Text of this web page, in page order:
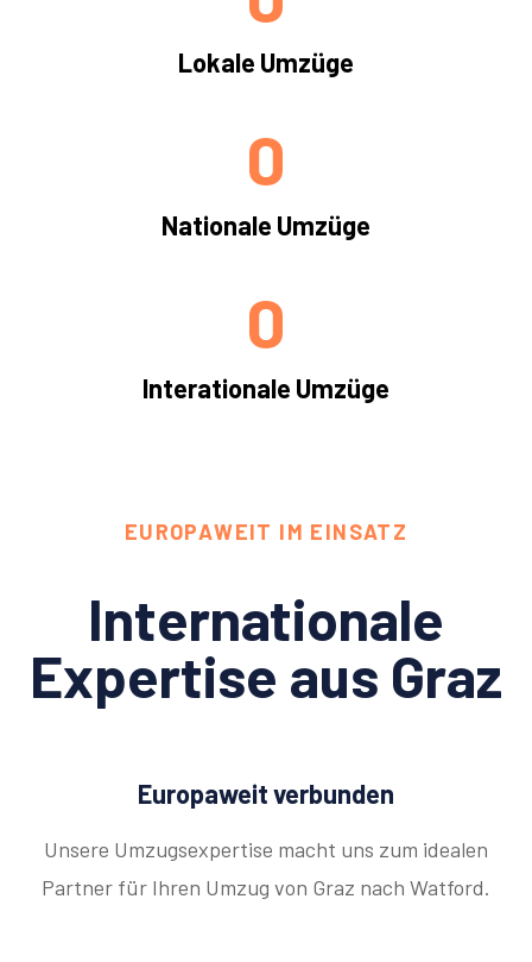
Lokale Umzüge
Nationale Umzüge
0
Interationale Umzüge
0
EUROPAWEIT IM EINSATZ
Internationale
Expertise aus Graz
Europaweit verbunden
Unsere Umzugsexpertise macht uns zum idealen
Partner für Ihren Umzug von Graz nach Watford.